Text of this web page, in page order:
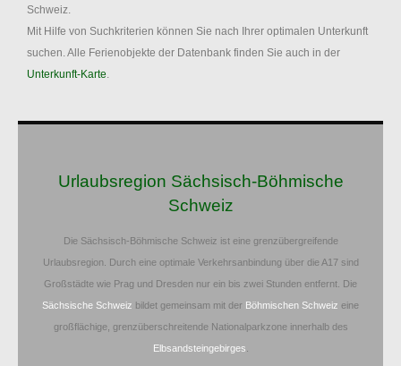
Schweiz.
Mit Hilfe von Suchkriterien können Sie nach Ihrer optimalen Unterkunft
suchen. Alle Ferienobjekte der Datenbank finden Sie auch in der
Unterkunft-Karte.
Urlaubsregion Sächsisch-Böhmische
Schweiz
Die Sächsisch-Böhmische Schweiz ist eine grenzübergreifende
Urlaubsregion. Durch eine optimale Verkehrsanbindung über die A17 sind
Großstädte wie Prag und Dresden nur ein bis zwei Stunden entfernt. Die
Sächsische Schweiz bildet gemeinsam mit der Böhmischen Schweiz eine
großflächige, grenzüberschreitende Nationalparkzone innerhalb des
Elbsandsteingebirges